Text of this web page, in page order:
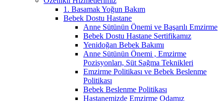
1. Basamak Yoğun Bakım
Bebek Dostu Hastane
Anne Sütünün Önemi ve Başarılı Emzirme
Bebek Dostu Hastane Sertifikamız
Yenidoğan Bebek Bakımı
Anne Sütünün Önemi , Emzirme
Pozisyonları, Süt Sağma Teknikleri
Emzirme Politikası ve Bebek Beslenme
Politikası
Bebek Beslenme Politikası
Hastanemizde Emzirme Odamız